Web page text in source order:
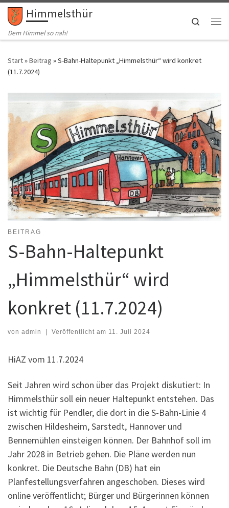
Zum Inhalt springen
Himmelsthür
Dem Himmel so nah!
Search
Start»Beitrag »S-Bahn-Haltepunkt „Himmelsthür“ wird konkret
(11.7.2024)
BEITRAG
S-Bahn-Haltepunkt
„Himmelsthür“ wird
konkret (11.7.2024)
von admin Veröffentlicht am 11. Juli 2024
HiAZ vom 11.7.2024
Seit Jahren wird schon über das Projekt diskutiert: In
Himmelsthür soll ein neuer Haltepunkt entstehen. Das
ist wichtig für Pendler, die dort in die S-Bahn-Linie 4
zwischen Hildesheim, Sarstedt, Hannover und
Bennemühlen einsteigen können. Der Bahnhof soll im
Jahr 2028 in Betrieb gehen. Die Pläne werden nun
konkret. Die Deutsche Bahn (DB) hat ein
Planfestellungsverfahren angeschoben. Dieses wird
online veröffentlicht; Bürger und Bürgerinnen können